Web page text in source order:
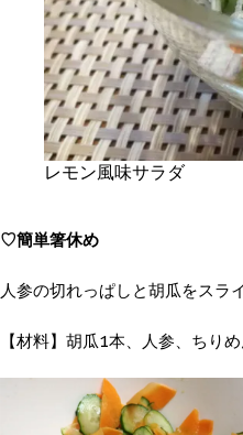
レモン風味サラダ
♡簡単箸休め
人参の切れっぱしと胡瓜をスラ
【材料】胡瓜1本、人参、ちり